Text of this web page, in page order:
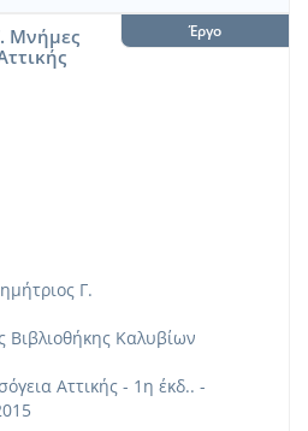
Μνήμες
Έργο
Γ.
Βιβλιοθήκης Καλυβίων
Αττικής - 1η έκδ.. -